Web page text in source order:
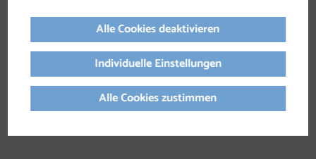
Unterweißenbach-> Beim Freibad (hinter dem
Sparmarkt) oder Pendlerparkplatz zwischen
Lagerhaus und Adeg
Königswiesen-> Parkplatz gegenüber der
Raiffeisenbank oder beim Freibad in Königswiesen
Alle Cookies deaktivieren
Individuelle Einstellungen
Alle Cookies zustimmen